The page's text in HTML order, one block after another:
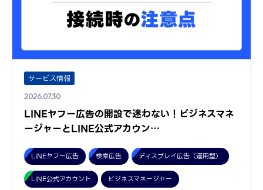
サービス情報
2026.07.30
LINEヤフー広告の開設で迷わない！ビジネスマネ
ージャーとLINE公式アカウン…
LINEヤフー広告 検索広告 ディスプレイ広告（運用型）
LINE公式アカウント ビジネスマネージャー